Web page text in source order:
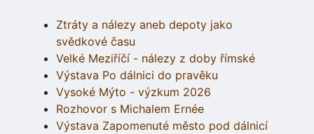
Ztráty a nálezy aneb depoty jako
svědkové času
Velké Meziříčí - nálezy z doby římské
Výstava Po dálnici do pravěku
Vysoké Mýto - výzkum 2026
Rozhovor s Michalem Ernée
Výstava Zapomenuté město pod dálnicí